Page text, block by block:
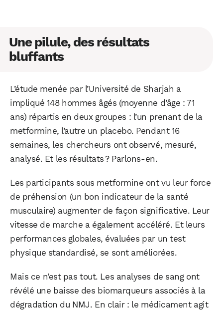
Une pilule, des résultats
bluffants
L’étude menée par l’Université de Sharjah a
impliqué 148 hommes âgés (moyenne d’âge : 71
ans) répartis en deux groupes : l’un prenant de la
metformine, l’autre un placebo. Pendant 16
semaines, les chercheurs ont observé, mesuré,
analysé. Et les résultats ? Parlons-en.
Les participants sous metformine ont vu leur force
de préhension (un bon indicateur de la santé
musculaire) augmenter de façon significative. Leur
vitesse de marche a également accéléré. Et leurs
performances globales, évaluées par un test
physique standardisé, se sont améliorées.
Mais ce n’est pas tout. Les analyses de sang ont
révélé une baisse des biomarqueurs associés à la
dégradation du NMJ. En clair : le médicament agit